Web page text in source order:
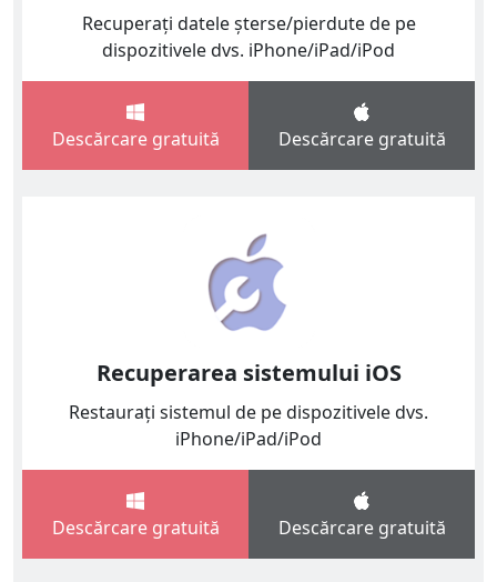
Recuperați datele șterse/pierdute de pe
dispozitivele dvs. iPhone/iPad/iPod
Descărcare gratuită Descărcare gratuită
Recuperarea sistemului iOS
Restaurați sistemul de pe dispozitivele dvs.
iPhone/iPad/iPod
Descărcare gratuită Descărcare gratuită